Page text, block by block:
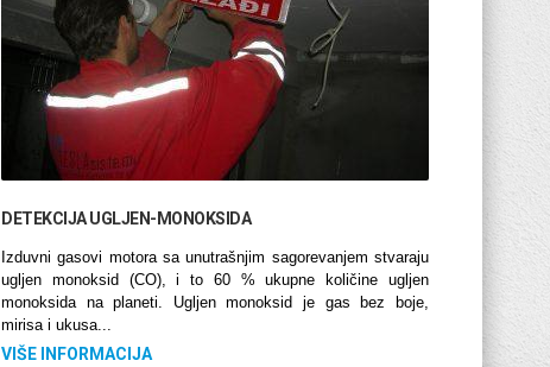
DETEKCIJA UGLJEN-MONOKSIDA
Izduvni gasovi motora sa unutrašnjim sagorevanjem stvaraju
ugljen monoksid (CO), i to 60 % ukupne količine ugljen
monoksida na planeti. Ugljen monoksid je gas bez boje,
mirisa i ukusa...
VIŠE INFORMACIJA